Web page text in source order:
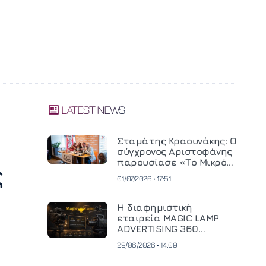
LATEST NEWS
Σταμάτης Κραουνάκης: Ο
σύγχρονος Αριστοφάνης
παρουσίασε «Το Μικρό
01/07/2026 • 17:51
Η διαφημιστική
εταιρεία MAGIC LAMP
ADVERTISING 360
κινηματογραφική
29/06/2026 • 14:09